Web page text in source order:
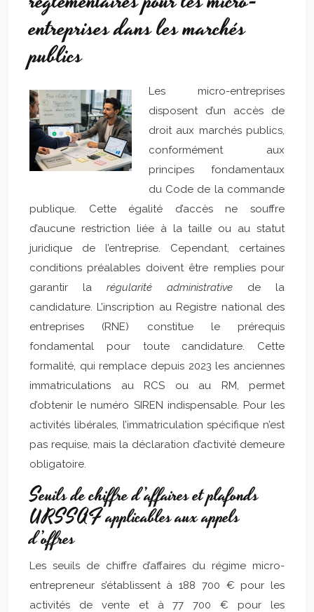
entreprises dans les marchés
publics
Les micro-entreprises
disposent d’un accès de
droit aux marchés publics,
conformément aux
principes fondamentaux
du Code de la commande
publique. Cette égalité d’accès ne souffre
d’aucune restriction liée à la taille ou au statut
juridique de l’entreprise. Cependant, certaines
conditions préalables doivent être remplies pour
garantir la régularité administrative de la
candidature. L’inscription au Registre national des
entreprises (RNE) constitue le prérequis
fondamental pour toute candidature. Cette
formalité, qui remplace depuis 2023 les anciennes
immatriculations au RCS ou au RM, permet
d’obtenir le numéro SIREN indispensable. Pour les
activités libérales, l’immatriculation spécifique n’est
pas requise, mais la déclaration d’activité demeure
obligatoire.
Seuils de chiffre d’affaires et plafonds
URSSAF applicables aux appels
d’offres
Les seuils de chiffre d’affaires du régime micro-
entrepreneur s’établissent à 188 700 € pour les
activités de vente et à 77 700 € pour les